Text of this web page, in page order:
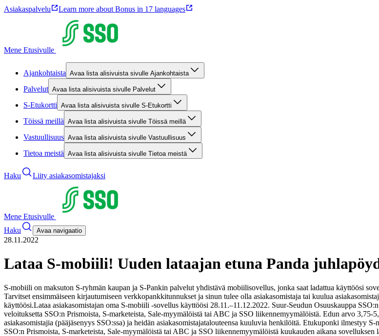
Asiakaspalvelu Learn more about Bonus in 17 languages
Mene Etusivulle
Ajankohtaista Avaa lista alisivuista sivulle Ajankohtaista
Palvelut Avaa lista alisivuista sivulle Palvelut
S-Etukortti Avaa lista alisivuista sivulle S-Etukortti
Töissä meillä Avaa lista alisivuista sivulle Töissä meillä
Vastuullisuus Avaa lista alisivuista sivulle Vastuullisuus
Tietoa meistä Avaa lista alisivuista sivulle Tietoa meistä
Haku Liity asiakasomistajaksi
Mene Etusivulle
Haku
Avaa navigaatio
28.11.2022
Lataa S-mobiili! Uuden lataajan etuna Panda
S-mobiili on maksuton S-ryhmän kaupan ja S-Pankin palvelut yhdistävä mobiilisovellus, jonka saat ladattua käyttöösi
Tarvitset ensimmäiseen kirjautumiseen verkkopankkitunnukset ja sinun tulee olla asiakasomistaja tai kuulua
käyttöösi.Lataa asiakasomistajan oma S-mobiili -sovellus käyttöösi 28.11.–11.12.2022. Suur-Seudun Osuuskauppa
veloituksetta SSO:n Prismoista, S-marketeista, Sale-myymälöistä tai ABC ja SSO liikennemyymälöistä. Edun arvo 3,75-
asiakasomistajia (pääjäsenyys SSO:ssa) ja heidän asiakasomistajatalouteensa kuuluvia henkilöitä. Etukuponki ilmestyy
SSO:n Prismoista, S-marketeista, Sale-myymälöistä tai ABC ja SSO liikennemyymälöistä kuukauden aikana sovelluksen